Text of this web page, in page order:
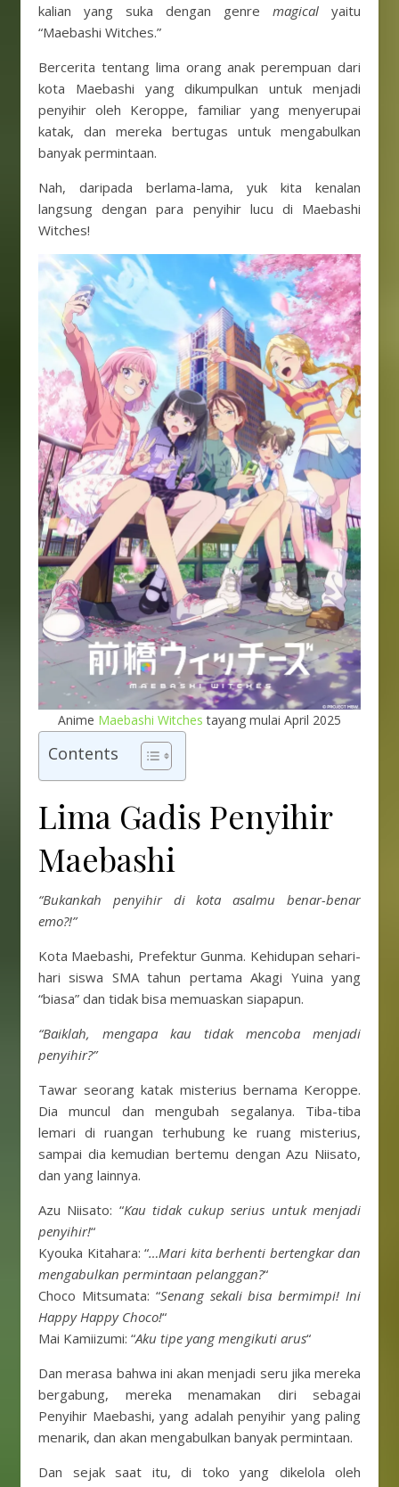
kalian yang suka dengan genre magical yaitu
“Maebashi Witches.”
Bercerita tentang lima orang anak perempuan dari
kota Maebashi yang dikumpulkan untuk menjadi
penyihir oleh Keroppe, familiar yang menyerupai
katak, dan mereka bertugas untuk mengabulkan
banyak permintaan.
Nah, daripada berlama-lama, yuk kita kenalan
langsung dengan para penyihir lucu di Maebashi
Witches!
Anime Maebashi Witches tayang mulai April 2025
Contents
Lima Gadis Penyihir
Maebashi
“Bukankah penyihir di kota asalmu benar-benar
emo?!”
Kota Maebashi, Prefektur Gunma. Kehidupan sehari-
hari siswa SMA tahun pertama Akagi Yuina yang
“biasa” dan tidak bisa memuaskan siapapun.
“Baiklah, mengapa kau tidak mencoba menjadi
penyihir?”
Tawar seorang katak misterius bernama Keroppe.
Dia muncul dan mengubah segalanya. Tiba-tiba
lemari di ruangan terhubung ke ruang misterius,
sampai dia kemudian bertemu dengan Azu Niisato,
dan yang lainnya.
Azu Niisato: “Kau tidak cukup serius untuk menjadi
penyihir!“
Kyouka Kitahara: “…Mari kita berhenti bertengkar dan
mengabulkan permintaan pelanggan?“
Choco Mitsumata: “Senang sekali bisa bermimpi! Ini
Happy Happy Choco!“
Mai Kamiizumi: “Aku tipe yang mengikuti arus“
Dan merasa bahwa ini akan menjadi seru jika mereka
bergabung, mereka menamakan diri sebagai
Penyihir Maebashi, yang adalah penyihir yang paling
menarik, dan akan mengabulkan banyak permintaan.
Dan sejak saat itu, di toko yang dikelola oleh